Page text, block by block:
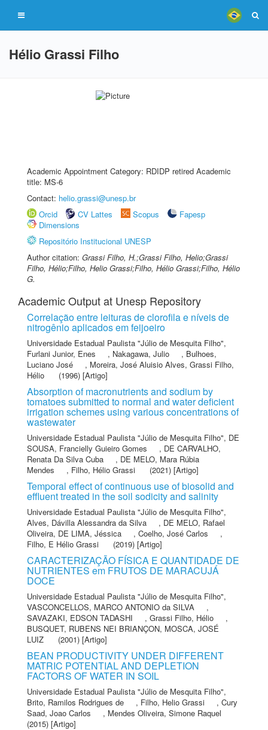
Hélio Grassi Filho
Academic Appointment Category: RDIDP retired Academic
title: MS-6
Contact: helio.grassi@unesp.br
Orcid
CV Lattes Scopus
Fapesp
Dimensions
Repositório Institucional UNESP
Author citation: Grassi Filho, H.;Grassi Filho, Helio;Grassi
Filho, Hélio;Filho, Helio Grassi;Filho, Hélio Grassi;Filho, Hélio
G.
Academic Output at Unesp Repository
Correlação entre leituras de clorofila e níveis de
nitrogênio aplicados em feijoeiro
Universidade Estadual Paulista "Júlio de Mesquita Filho",
Furlani Junior, Enes
, Nakagawa, Julio , Bulhoes,
Luciano José
, Moreira, José Aluisio Alves, Grassi Filho,
Hélio
(1996) [Artigo]
Absorption of macronutrients and sodium by
tomatoes submitted to normal and water deficient
irrigation schemes using various concentrations of
wastewater
Universidade Estadual Paulista "Júlio de Mesquita Filho", DE
SOUSA, Francielly Guieiro Gomes
, DE CARVALHO,
Renata Da Silva Cuba
, DE MELO, Mara Rúbia
Mendes
, Filho, Hélio Grassi (2021) [Artigo]
Temporal effect of continuous use of biosolid and
effluent treated in the soil sodicity and salinity
Universidade Estadual Paulista "Júlio de Mesquita Filho",
Alves, Dávilla Alessandra da Silva
, DE MELO, Rafael
Oliveira, DE LIMA, Jéssica , Coelho, José Carlos
,
Filho, E Hélio Grassi
(2019) [Artigo]
CARACTERIZAÇÃO FÍSICA E QUANTIDADE DE
NUTRIENTES em FRUTOS DE MARACUJÁ
DOCE
Universidade Estadual Paulista "Júlio de Mesquita Filho",
VASCONCELLOS, MARCO ANTONIO da SILVA
,
SAVAZAKI, EDSON TADASHI
, Grassi Filho, Hélio
,
BUSQUET, RUBENS NEI BRIANÇON, MOSCA, JOSÉ
LUIZ
(2001) [Artigo]
BEAN PRODUCTIVITY UNDER DIFFERENT
MATRIC POTENTIAL AND DEPLETION
FACTORS OF WATER IN SOIL
Universidade Estadual Paulista "Júlio de Mesquita Filho",
Brito, Ramilos Rodrigues de
, Filho, Helio Grassi , Cury
Saad, Joao Carlos
, Mendes Oliveira, Simone Raquel
(2015) [Artigo]